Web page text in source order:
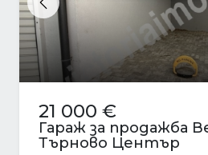
Previous
21 000 €
Гараж за продажба
Търново Център